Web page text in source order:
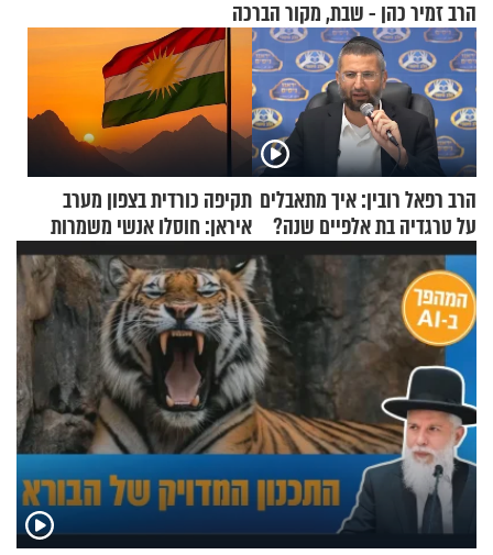
הרב זמיר כהן - שבת, מקור הברכה
הרב רפאל רובין: איך מתאבלים
על טרגדיה בת אלפיים שנה?
תקיפה כורדית בצפון מערב
איראן: חוסלו אנשי משמרות
המהפכה